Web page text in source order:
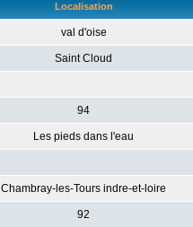
Localisation
val d'oise
Saint Cloud
94
Les pieds dans l'eau
Chambray-les-Tours indre-et-loire
92